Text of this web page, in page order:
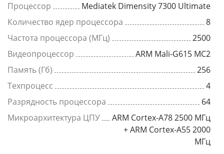
Процессор
Mediatek Dimensity 7300 Ultimate
Количество ядер процессора
8
Частота процессора (МГц)
2500
Видеопроцессор
ARM Mali-G615 MC2
Память (Гб)
256
Техпроцесс
4
Разрядность процессора
64
Микроархитектура ЦПУ
ARM Cortex-A78 2500 МГц
+ ARM Cortex-A55 2000
МГц